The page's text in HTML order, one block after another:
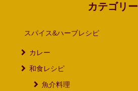
カテゴリー
スパイス&ハーブレシピ
カレー
和食レシピ
魚介料理